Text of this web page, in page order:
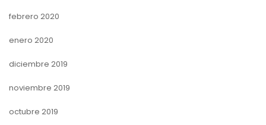
febrero 2020
enero 2020
diciembre 2019
noviembre 2019
octubre 2019